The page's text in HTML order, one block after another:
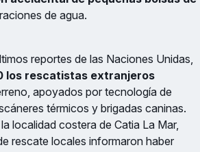
de agua.
reportes de las Naciones Unidas,
los rescatistas extranjeros
apoyados por tecnología de
térmicos y brigadas caninas.
localidad costera de Catia La Mar,
rescate locales informaron haber